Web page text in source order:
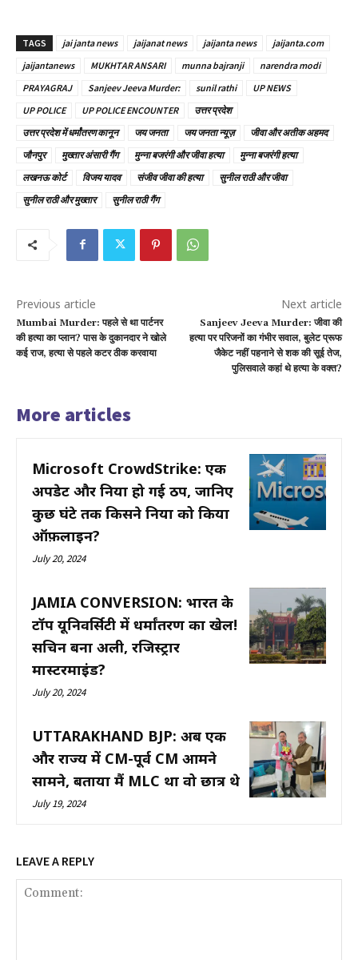
TAGS jai janta news jaijanat news jaijanta news
jaijanta.com
jaijantanews
MUKHTAR ANSARI munna bajranji
narendra modi
PRAYAGRAJ
Sanjeev Jeeva Murder: sunil rathi
UP NEWS
UP POLICE
UP POLICE ENCOUNTER
उत्तर प्रदेश
उत्तर प्रदेश में धर्मांतरण कानून
जय जनता जय जनता न्यूज़
जीवा और अतीक अहमद
जौनपुर
मुख्तार अंसारी गैंग मुन्ना बजरंगी और जीवा हत्या
मुन्ना बजरंगी हत्या
लखनऊ कोर्ट
विजय यादव संजीव जीवा की हत्या
सुनील राठी और जीवा
सुनील राठी और मुख्तार
सुनील राठी गैंग
Previous article
Mumbai Murder: पहले से था पार्टनर
की हत्या का प्लान? पास के दुकानदार ने खोले
कई राज, हत्या से पहले कटर ठीक करवाया
Next article
Sanjeev Jeeva Murder: जीवा की
हत्या पर परिजनों का गंभीर सवाल, बुलेट प्रूफ
जैकेट नहीं पहनाने से शक की सूई तेज,
पुलिसवाले कहां थे हत्या के वक्त?
More articles
Microsoft CrowdStrike: एक
अपडेट और दुनिया हो गई ठप, जानिए
कुछ घंटे तक किसने दुनिया को किया
ऑफ़लाइन?
July 20, 2024
JAMIA CONVERSION: भारत के
टॉप यूनिवर्सिटी में धर्मांतरण का खेल!
सचिन बना अली, रजिस्ट्रार
मास्टरमाइंड?
July 20, 2024
UTTARAKHAND BJP: अब एक
और राज्य में CM-पूर्व CM आमने
सामने, बताया मैं MLC था वो छात्र थे
July 19, 2024
LEAVE A REPLY